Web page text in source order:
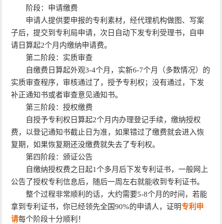
阶段：申请缴费
申请人提供要申报的专利素材，经代理机构做图、写案
子后，提交到专利局申请，次日自动下发专利受理书，自申
请日算起2个月内缴纳申请费。
第二阶段：实质审查
自缴费日算起外观3-4个月，实新6-7个月（多数情况）的
实质审查程序，审核通过了，授予专利权；没有通过，下发
补正通知书或者审查意见通知书。
第三阶段：授权缴费
自授予专利权日算起2个月内办理登记手续，缴纳授权
费，以登记通知书截止日为准，如果错过了缴费就会进入恢
复期，如果恢复期还没缴费就失去了专利权。
第四阶段：颁证公告
自缴纳授权费之日起1个多月后下发专利证书，一般网上
公告了授权专利信息后，随后一周左右就能收到专利证书。
整个过程非常顺利的话，大约需要5-8个月的时间，若能
拿到专利证书，你已经领先全国90%的申请人，证明专利申
请每个阶段十分顺利！